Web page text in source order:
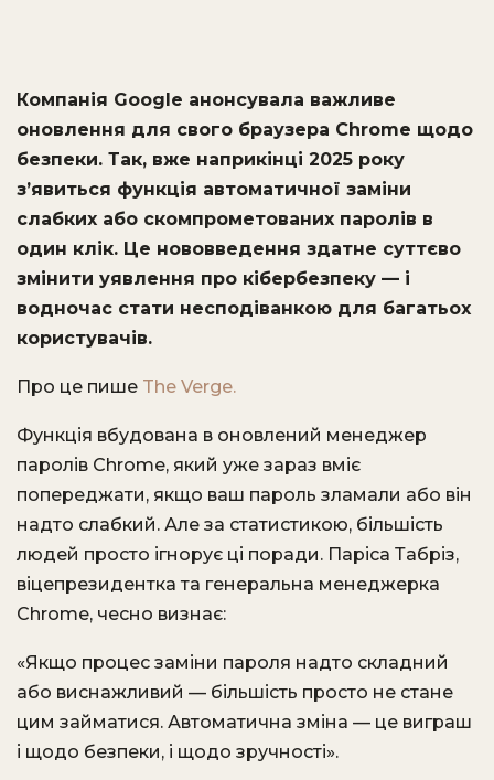
Компанія Google анонсувала важливе
оновлення для свого браузера Chrome щодо
безпеки. Так, вже наприкінці 2025 року
з’явиться функція автоматичної заміни
слабких або скомпрометованих паролів в
один клік. Це нововведення здатне суттєво
змінити уявлення про кібербезпеку — і
водночас стати несподіванкою для багатьох
користувачів.
Про це пише The Verge.
Функція вбудована в оновлений менеджер
паролів Chrome, який уже зараз вміє
попереджати, якщо ваш пароль зламали або він
надто слабкий. Але за статистикою, більшість
людей просто ігнорує ці поради. Паріса Табріз,
віцепрезидентка та генеральна менеджерка
Chrome, чесно визнає:
«Якщо процес заміни пароля надто складний
або виснажливий — більшість просто не стане
цим займатися. Автоматична зміна — це виграш
і щодо безпеки, і щодо зручності».